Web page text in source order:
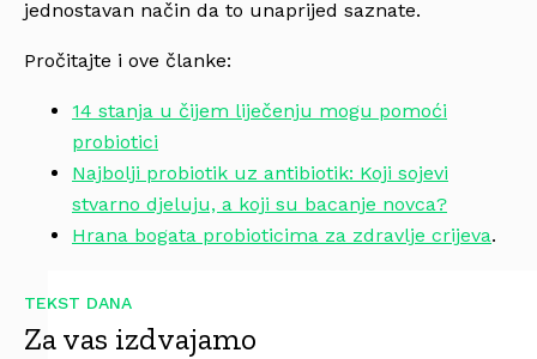
jednostavan način da to unaprijed saznate.
Pročitajte i ove članke:
14 stanja u čijem liječenju mogu pomoći
probiotici
Najbolji probiotik uz antibiotik: Koji sojevi
stvarno djeluju, a koji su bacanje novca?
Hrana bogata probioticima za zdravlje crijeva.
TEKST DANA
Za vas izdvajamo